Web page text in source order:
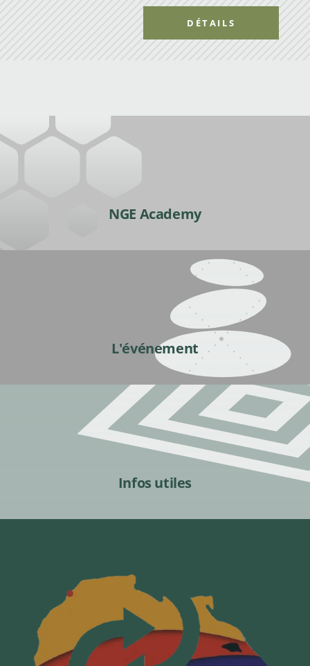
DÉTAILS
NGE Academy
L'événement
Infos utiles